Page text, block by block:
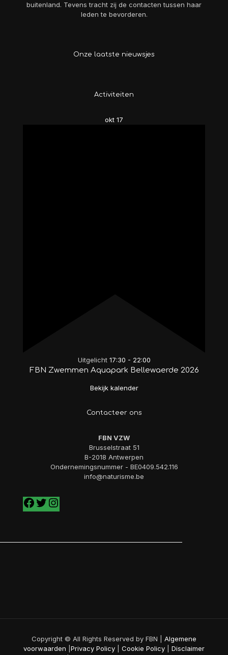
buitenland. Tevens tracht zij de contacten tussen haar
leden te bevorderen.
Onze laatste nieuwsjes
Activiteiten
okt 17
Uitgelicht 17:30 - 22:00
FBN Zwemmen Aquapark Bellewaerde 2026
Bekijk kalender
Contacteer ons
FBN VZW
Brusselstraat 51
B-2018 Antwerpen
Ondernemingsnummer - BE0409.542.116
info@naturisme.be
Copyright © All Rights Reserved by FBN | Algemene
voorwaarden
Privacy Policy Cookie Policy
Disclaimer